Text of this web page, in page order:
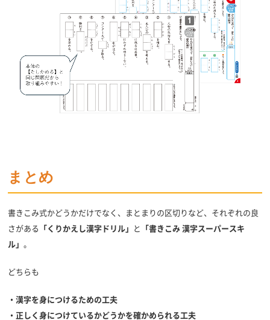
まとめ
書きこみ式かどうかだけでなく、まとまりの区切りなど、それぞれの良
さがある
「くりかえし漢字ドリル」 と
「書きこみ 漢字スーパースキ
ル」 。
どちらも
・漢字を身につけるための工夫
・正しく身につけているかどうかを確かめられる工夫